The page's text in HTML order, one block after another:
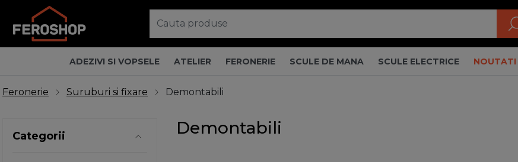
ADEZIVI SI VOPSELE ATELIER FERONERIE SCULE DE MANA SCULE ELECTRICE NOUTATI
Feronerie Suruburi si fixare Demontabili
Categorii Demontabili